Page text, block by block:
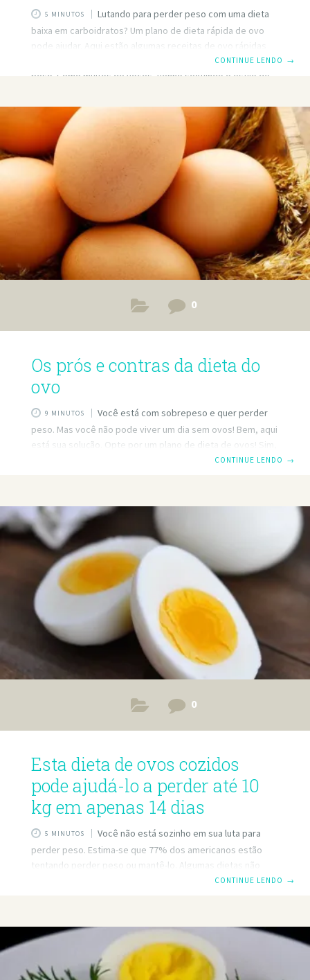
5 MINUTOS
Lutando para perder peso com uma dieta
baixa em carboidratos? Um plano de dieta rápida de ovo
pode ajudar. Aqui estão algumas receitas de ovo rápidas
para chutar cetose rapidamente para iniciar a perda de
peso. Como muitos de vocês, venho seguindo o estilo de
luto com o meu peso. Eu acredito que muito disso poderia
ser devido a um desequilíbrio de hormônios. Todos nós
sabemos que nossos hormônios saem do ritmo enquanto
envelhecemos. Bem, eu estou em meus
CONTINUE LENDO →
0
Os prós e contras da dieta do
ovo
9 MINUTOS
Você está com sobrepeso e quer perder
peso. Mas você não pode viver um dia sem ovos! Bem, aqui
está sua solução. Opte por um plano de dieta de ovos! Sim,
entendo sua confusão. Dieta do ovo significa consumir
algumas celebridades perderam vários quilos de peso por
este método. E este novo plano de refeições de dieta de
ovos é atualmente muito popular entre as celebridades,
não apenas, mas pessoas comuns como
CONTINUE LENDO →
0
Esta dieta de ovos cozidos
pode ajudá-lo a perder até 10
kg em apenas 14 dias
5 MINUTOS
Você não está sozinho em sua luta para
perder peso. Estima-se que 77% dos americanos estão
tentando perder peso ou mantê-lo. Algumas dietas não
funcionam, mas esta dieta de ovos cozidos mostrará
benefícios a serem mencionados em relação a esta dieta
de ovos simples. Por um lado, não exige que você compre
muitos produtos que possam comer seu dinheiro. Em
segundo lugar, esta dieta demonstrou aumentar o
CONTINUE LENDO →